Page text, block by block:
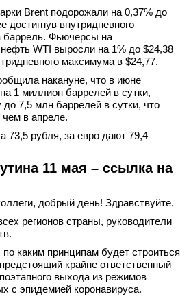
Brent подорожали на 0,37% до
достигнув внутридневного
баррель. Фьючерсы на
WTI выросли на 1% до $24,38
максимума в $24,77.
накануне, что в июне
1 миллион баррелей в сутки,
7,5 млн баррелей в сутки, что
в апреле.
73,5 рубля, за евро дают 79,4
11 мая – ссылка на
добрый день! Здравствуйте.
регионов страны, руководители
каким принципам будет строиться
крайне ответственный
выхода из режимов
с эпидемией коронавируса.